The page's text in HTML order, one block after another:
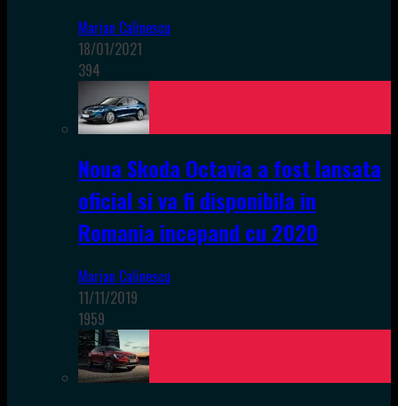
Marian Calinescu
18/01/2021
394
Noua Skoda Octavia a fost lansata
oficial si va fi disponibila in
Romania incepand cu 2020
Marian Calinescu
11/11/2019
1959